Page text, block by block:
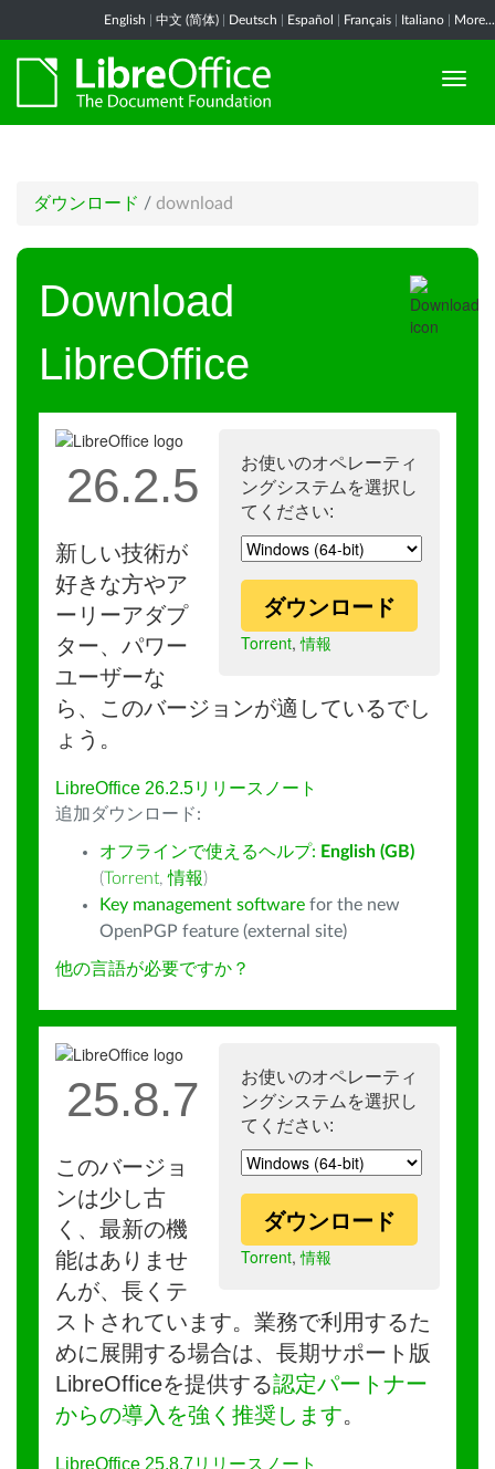
English 中文 (简体) Deutsch Español Français Italiano More...
ダウンロード / download
Download
LibreOffice
お使いのオペレーティ
ングシステムを選択し
てください:
ダウンロード
Torrent,情報
26.2.5
新しい技術が
好きな方やア
ーリーアダプ
ター、パワー
ユーザーな
ら、このバージョンが適しているでし
ょう。
LibreOffice 26.2.5リリースノート
追加ダウンロード:
オフラインで使えるヘルプ: English (GB)
(Torrent,情報)
Key management software for the new
OpenPGP feature (external site)
他の言語が必要ですか？
お使いのオペレーティ
ングシステムを選択し
てください:
ダウンロード
Torrent,情報
25.8.7
このバージョ
ンは少し古
く、最新の機
能はありませ
んが、長くテ
ストされています。業務で利用するた
めに展開する場合は、長期サポート版
LibreOfficeを提供する認定パートナー
からの導入を強く推奨します。
LibreOffice 25.8.7リリースノート